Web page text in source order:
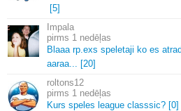
[5]
Impala
1 nedēļas
Blaaa rp. exs speletaji ko es
aaraa.
[20]
roltons12
1 nedēļas
Kurs speles league classsic? [0]